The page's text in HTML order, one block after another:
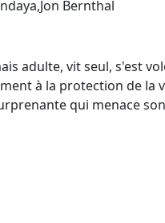
Bernthal
adulte, vit seul, s'est
à la protection de
qui menace